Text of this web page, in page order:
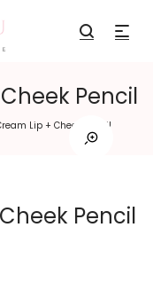
Pencil
Lip + Cheek Pencil
Pencil